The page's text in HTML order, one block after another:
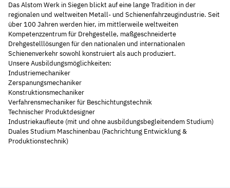
Das Alstom Werk in Siegen blickt auf eine lange Tradition in der
regionalen und weltweiten Metall- und Schienenfahrzeugindustrie. Seit
über 100 Jahren werden hier, im mittlerweile weltweiten
Kompetenzzentrum für Drehgestelle, maßgeschneiderte
Drehgestelllösungen für den nationalen und internationalen
Schienenverkehr sowohl konstruiert als auch produziert.
Unsere Ausbildungsmöglichkeiten:
Industriemechaniker
Zerspanungsmechaniker
Konstruktionsmechaniker
Verfahrensmechaniker für Beschichtungstechnik
Technischer Produktdesigner
Industriekaufleute (mit und ohne ausbildungsbegleitendem Studium)
Duales Studium Maschinenbau (Fachrichtung Entwicklung &
Produktionstechnik)